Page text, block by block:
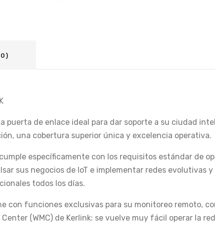
puerta de enlace ideal para dar soporte a su ciudad
una cobertura superior única y excelencia operativa.
específicamente con los requisitos estándar de
sus negocios de IoT e implementar redes evolutivas
todos los días.
con funciones exclusivas para su monitoreo remoto,
(WMC) de Kerlink: se vuelve muy fácil operar la